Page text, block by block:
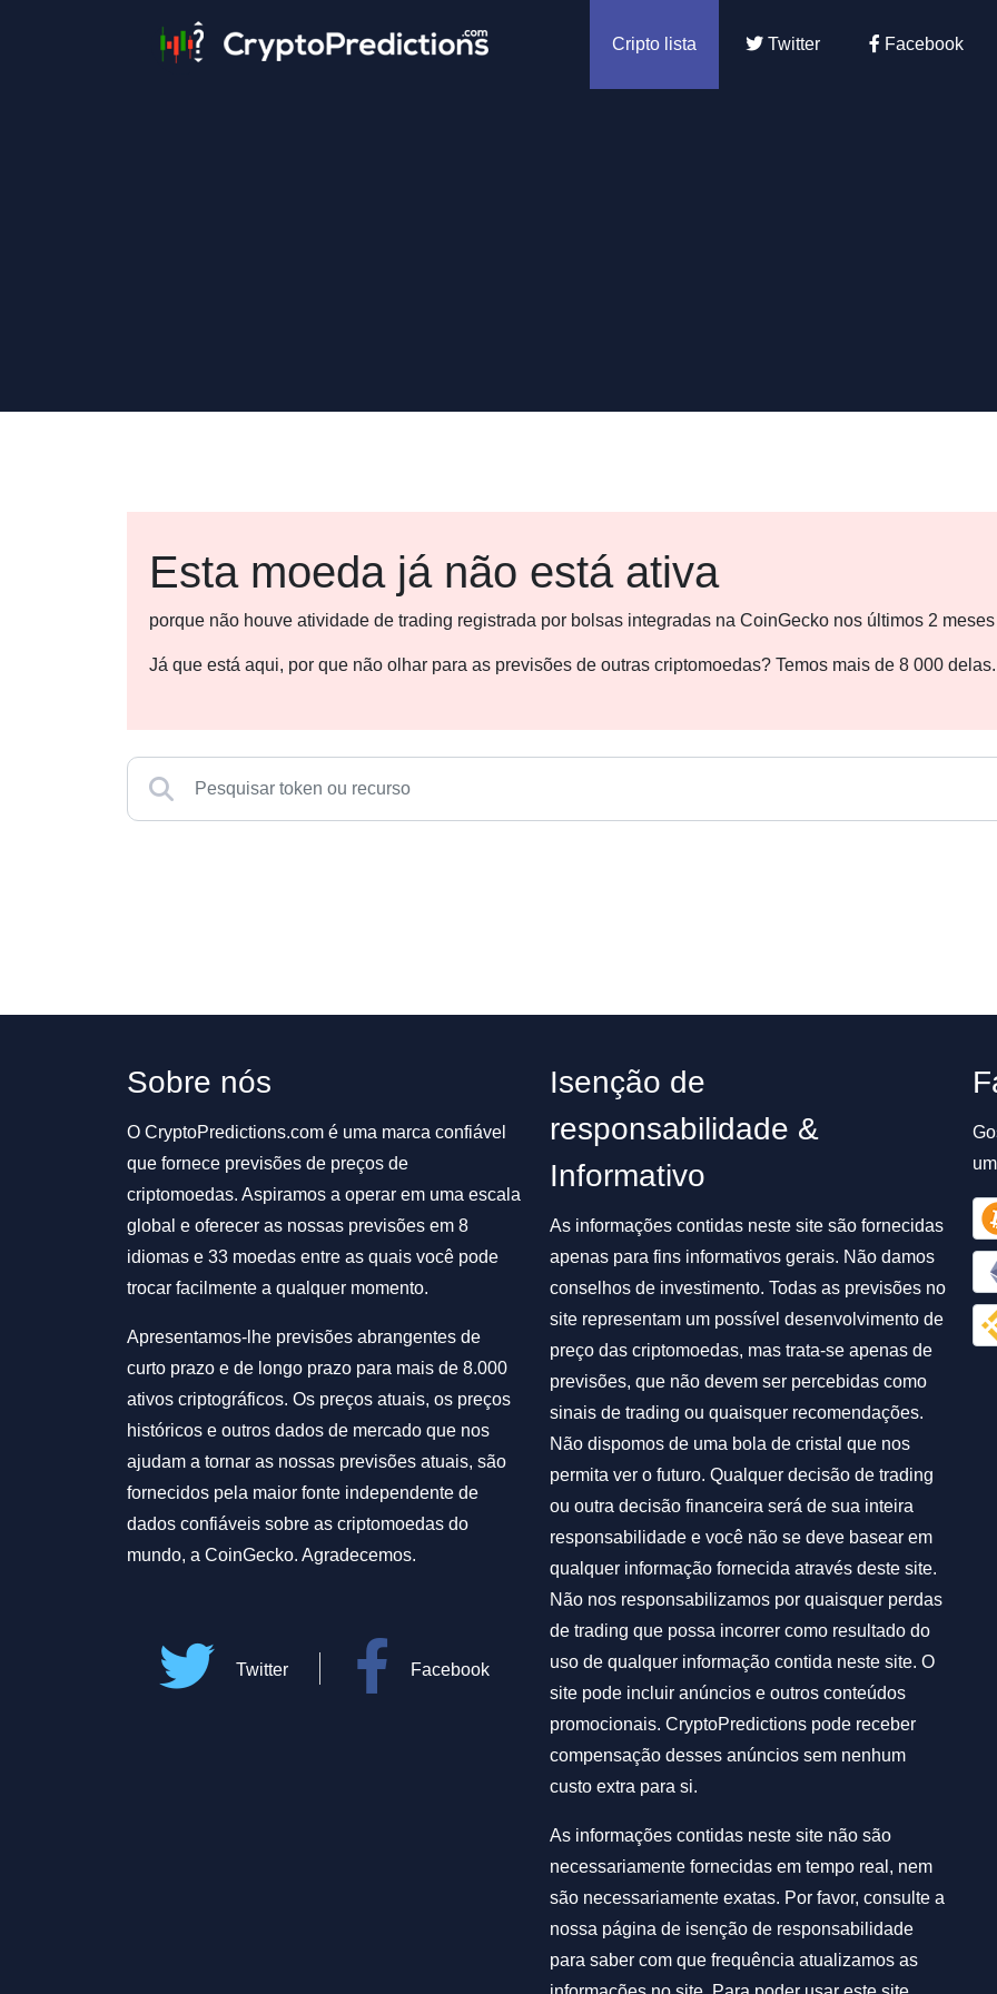
Cripto lista Twitter Facebook
Esta moeda já não está ativa
porque não houve atividade de trading registrada por bolsas integradas na CoinGecko nos últimos 2 meses
Já que está aqui, por que não olhar para as previsões de outras criptomoedas? Temos mais de 8 000 delas.
Sobre nós
O CryptoPredictions.com é uma marca confiável
que fornece previsões de preços de
criptomoedas. Aspiramos a operar em uma escala
global e oferecer as nossas previsões em 8
idiomas e 33 moedas entre as quais você pode
trocar facilmente a qualquer momento.
Apresentamos-lhe previsões abrangentes de
curto prazo e de longo prazo para mais de 8.000
ativos criptográficos. Os preços atuais, os preços
históricos e outros dados de mercado que nos
ajudam a tornar as nossas previsões atuais, são
fornecidos pela maior fonte independente de
dados confiáveis sobre as criptomoedas do
mundo, a CoinGecko. Agradecemos.
Twitter Facebook
Isenção de
responsabilidade &
Informativo
As informações contidas neste site são fornecidas
apenas para fins informativos gerais. Não damos
conselhos de investimento. Todas as previsões no
site representam um possível desenvolvimento de
preço das criptomoedas, mas trata-se apenas de
previsões, que não devem ser percebidas como
sinais de trading ou quaisquer recomendações.
Não dispomos de uma bola de cristal que nos
permita ver o futuro. Qualquer decisão de trading
ou outra decisão financeira será de sua inteira
responsabilidade e você não se deve basear em
qualquer informação fornecida através deste site.
Não nos responsabilizamos por quaisquer perdas
de trading que possa incorrer como resultado do
uso de qualquer informação contida neste site. O
site pode incluir anúncios e outros conteúdos
promocionais. CryptoPredictions pode receber
compensação desses anúncios sem nenhum
custo extra para si.
As informações contidas neste site não são
necessariamente fornecidas em tempo real, nem
são necessariamente exatas. Por favor, consulte a
nossa página de isenção de responsabilidade
para saber com que frequência atualizamos as